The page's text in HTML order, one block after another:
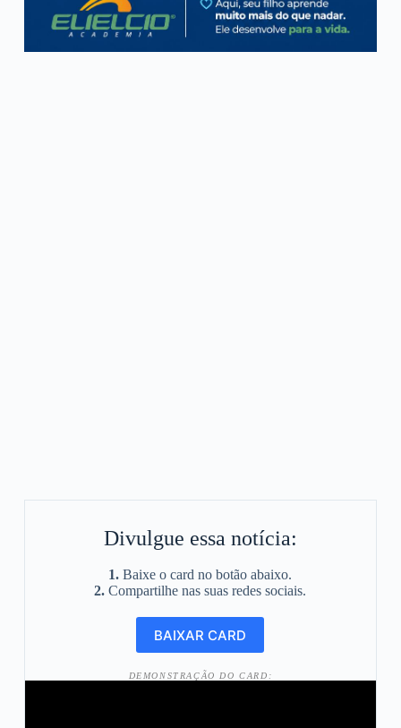
Divulgue essa notícia:
1. Baixe o card no botão abaixo.
2. Compartilhe nas suas redes sociais.
DEMONSTRAÇÃO DO CARD: